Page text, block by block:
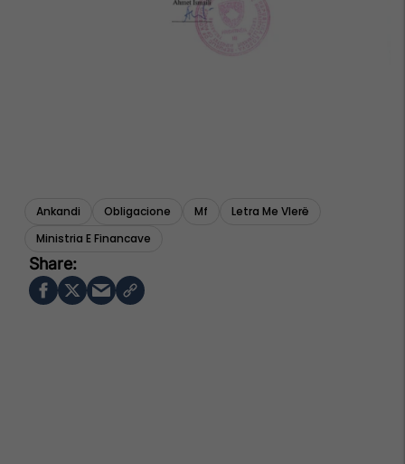
Ankandi Obligacione Mf
Letra Me Vlerë
Ministria E Financave